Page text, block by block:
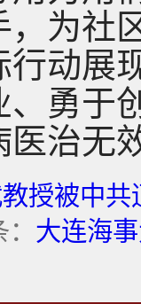
，为社
行动展
勇于
医治无
授被中共
大连海